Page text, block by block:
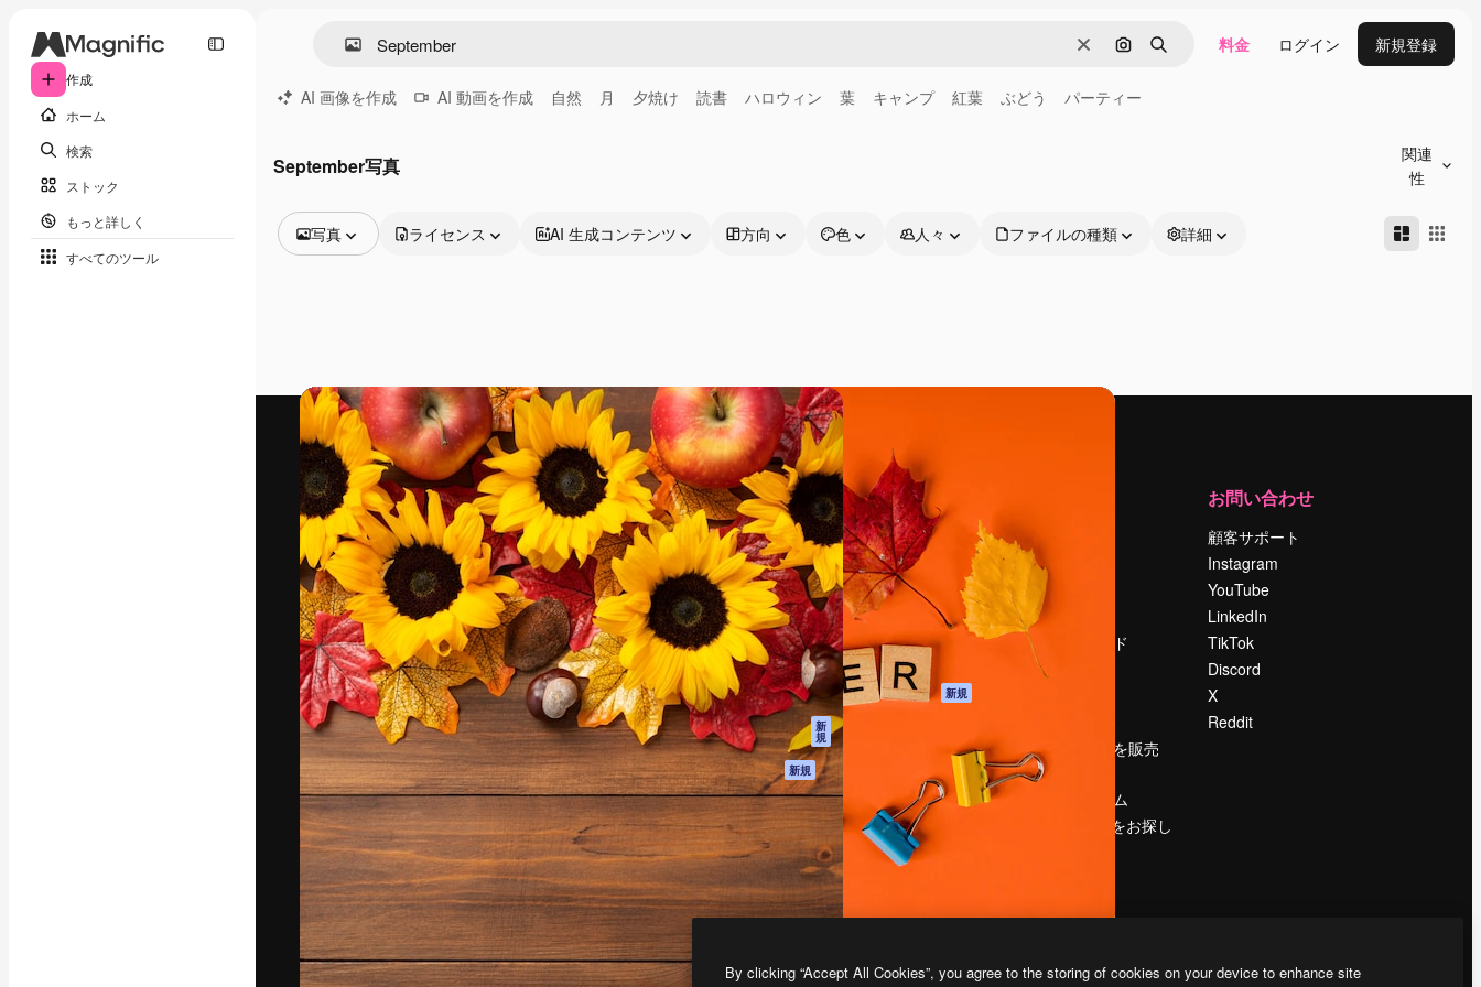
作成
ホーム
検索
ストック
もっと詳しく
すべてのツール
消去 画像で検索
検索 料金 ログイン 新規登録
AI 画像を作成 AI 動画を作成 自然 月 夕焼け 読書 ハロウィン 葉 キャンプ 紅葉 ぶどう パーティー
September写真
関連
性
写真
動画
映像素材
モーショングラフィックス
動画テンプレート
アイコン
3D モデル
フォント
ライセンス AI 生成コンテンツ 方向 色 人々 ファイルの種類 詳細
最高のクリエイティブ制作を導くためのプラ
ットフォーム。クリエイター、企業、代理
店、スタジオを含む100万人以上が利用して
います。
日本語
製品
Spaces
AI アシスタント
AI 画像生成ツール
AI 動画生成ツール
AI 音声合成ツール
ストックコンテン
ツ
Claude/ChatGPT
向けMCP
新
規
エージェント 新規
API
モバイルアプリ
すべてのMagnificツ
ール
はじめに
Academy
ドキュメント
サポート
利用規約
プライバシーポリ
シー
オリジナル 新規
トラストセンター
アフィリエイト
法人向け
会社概要
Reviews
採用情報
検索トレンド
ブログ
コンテンツを販売
する
プレスルーム
magnific.aiをお探し
お問い合わせ
顧客サポート
Instagram
YouTube
LinkedIn
TikTok
Discord
X
Reddit
Copyright © 2010- 2026 Freepik Company S.L.U.無断複写・転載を禁じます
By clicking “Accept All Cookies”, you agree to the storing of cookies on your device to enhance site